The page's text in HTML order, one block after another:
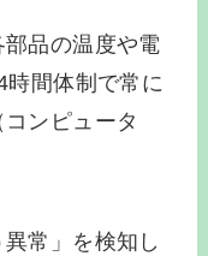
品の温度や電
時間体制で常に
ンピュータ
常」を検知し